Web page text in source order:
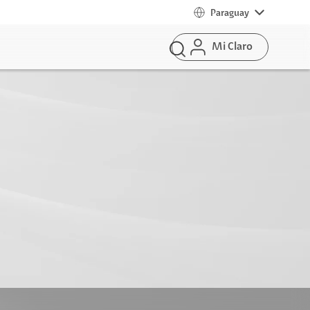
Paraguay
Mi Claro